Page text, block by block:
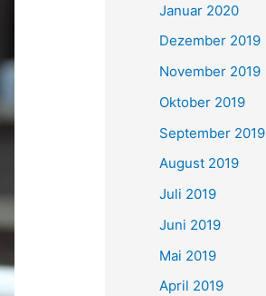
Januar 2020
Dezember 2019
November 2019
Oktober 2019
September 2019
August 2019
Juli 2019
Juni 2019
Mai 2019
April 2019